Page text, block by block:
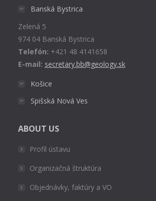
window
Banská Bystrica
Zelená 5
974 04 Banská Bystrica
Telefón: +421 48 4141658
E-mail: secretary.bb@geology.sk
Košice
Spišská Nová Ves
ABOUT US
Profil ústavu
Organizačná štruktúra
Objednávky, faktúry a VO